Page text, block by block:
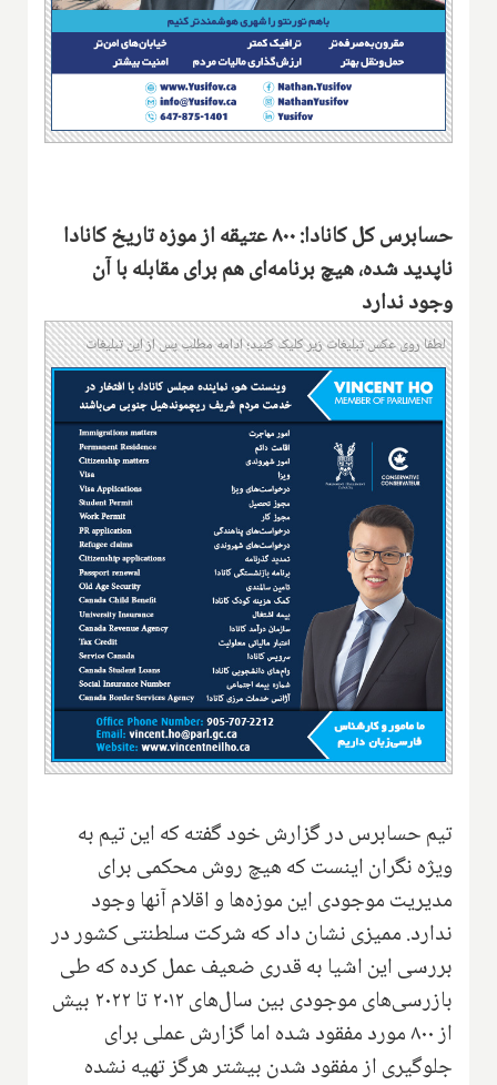
حسابرس کل کانادا: ۸۰۰ عتیقه از موزه تاریخ کانادا
ناپدید شده، هیچ برنامه‌ای هم برای مقابله با آن
وجود ندارد
لطفا روی عکس تبلیغات زیر کلیک کنید؛ ادامه مطلب پس از این تبلیغات
تیم حسابرس در گزارش خود گفته که این تیم به
ویژه نگران اینست که هیچ روش محکمی برای
مدیریت موجودی این موزه‌ها و اقلام آنها وجود
ندارد. ممیزی نشان داد که شرکت سلطنتی کشور در
بررسی این اشیا به قدری ضعیف عمل کرده که طی
بازرسی‌های موجودی بین سال‌های ۲۰۱۲ تا ۲۰۲۲ بیش
از ۸۰۰ مورد مفقود شده اما گزارش عملی برای
جلوگیری از مفقود شدن بیشتر هرگز تهیه نشده